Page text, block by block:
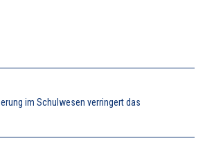
im Schulwesen verringert das